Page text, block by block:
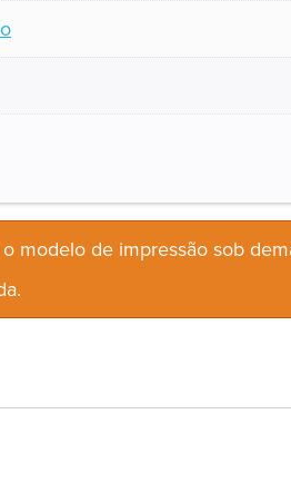
modelo de impressão sob